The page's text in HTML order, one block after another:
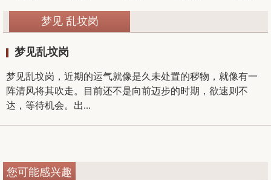
梦见 乱坟岗
梦见乱坟岗
梦见乱坟岗，近期的运气就像是久未处置的秽物，就像有一
阵清风将其吹走。目前还不是向前迈步的时期，欲速则不
达，等待机会。出...
您可能感兴趣